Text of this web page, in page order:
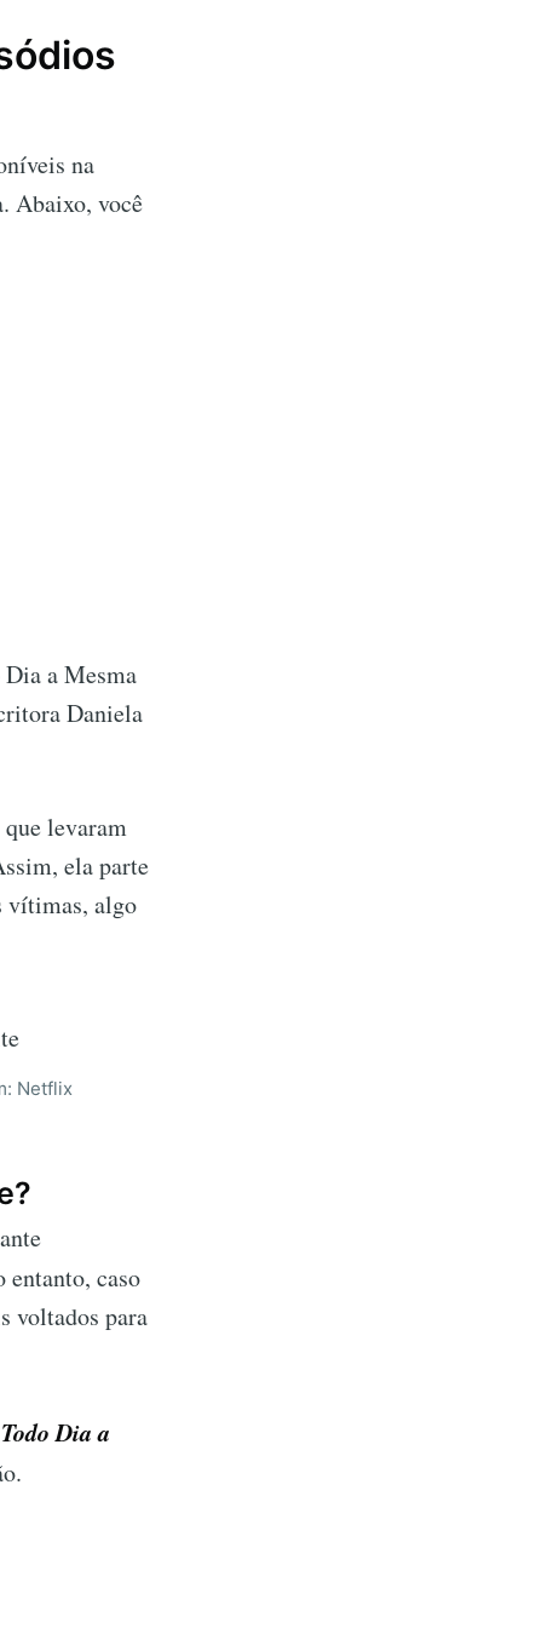
na
Abaixo, você
a Mesma
Daniela
levaram
ela parte
vítimas, algo
Netflix
entanto, caso
voltados para
Todo Dia a